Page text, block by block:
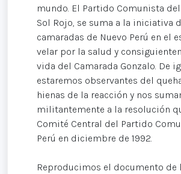
mundo. El Partido Comunista
Sol Rojo, se suma a la iniciativa
camaradas de Nuevo Perú en el
velar por la salud y
vida del Camarada Gonzalo. De
estaremos observantes del
hienas de la reacción y nos
militantemente a la resolución
Comité Central del Partido
Perú en diciembre de 1992.
Reproducimos el documento de